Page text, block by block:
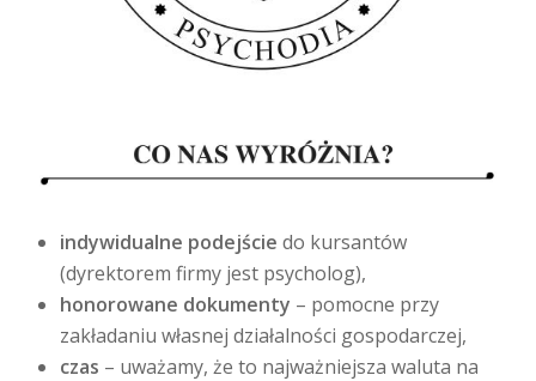
indywidualne podejście do kursantów
(dyrektorem firmy jest psycholog),
honorowane dokumenty – pomocne przy
zakładaniu własnej działalności gospodarczej,
czas – uważamy, że to najważniejsza waluta na